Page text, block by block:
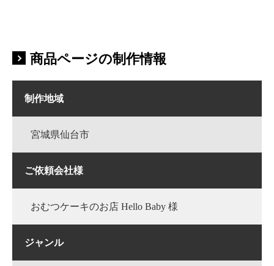
商品ページの制作情報
制作地域
宮城県仙台市
ご依頼会社様
おむつケーキのお店 Hello Baby 様
ジャンル